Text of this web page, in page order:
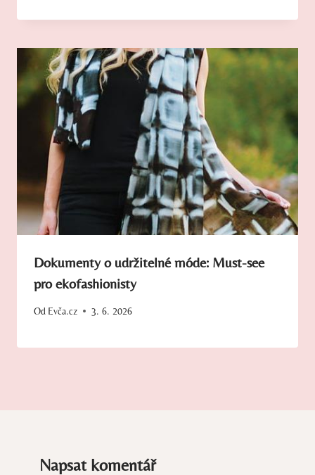
Dokumenty o udržitelné móde: Must-see
pro ekofashionisty
Od Evča.cz 3. 6. 2026
Napsat komentář